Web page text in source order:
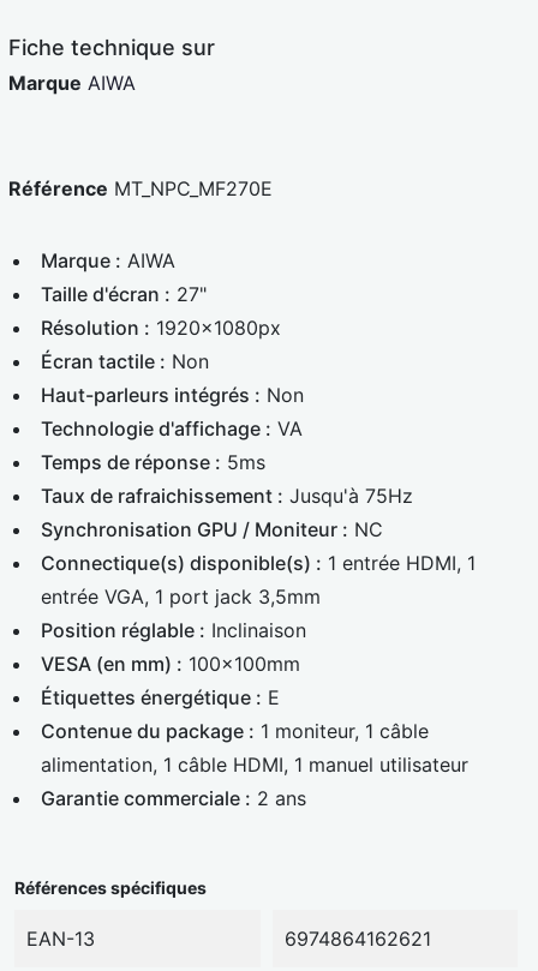
Fiche technique sur
Marque AIWA
Référence MT_NPC_MF270E
Marque : AIWA
Taille d'écran : 27"
Résolution : 1920x1080px
Écran tactile : Non
Haut-parleurs intégrés : Non
Technologie d'affichage : VA
Temps de réponse : 5ms
Taux de rafraichissement : Jusqu'à 75Hz
Synchronisation GPU / Moniteur : NC
Connectique(s) disponible(s) : 1 entrée HDMI, 1
entrée VGA, 1 port jack 3,5mm
Position réglable : Inclinaison
VESA (en mm) : 100x100mm
Étiquettes énergétique : E
Contenue du package : 1 moniteur, 1 câble
alimentation, 1 câble HDMI, 1 manuel utilisateur
Garantie commerciale : 2 ans
Références spécifiques
EAN-13 6974864162621